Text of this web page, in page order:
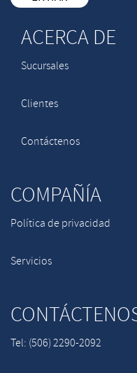
ACERCA DE
Sucursales
Clientes
Contáctenos
COMPAÑÍA
Política de privacidad
Servicios
Tel: (506) 2290-2092